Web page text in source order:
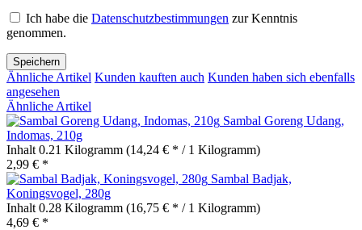
Ich habe die Datenschutzbestimmungen zur Kenntnis
genommen.
Speichern
Ähnliche Artikel Kunden kauften auch Kunden haben sich ebenfalls
angesehen
Ähnliche Artikel
Sambal Goreng Udang,
Indomas, 210g
Inhalt 0.21 Kilogramm (14,24 € * / 1 Kilogramm)
2,99 € *
Sambal Badjak,
Koningsvogel, 280g
Inhalt 0.28 Kilogramm (16,75 € * / 1 Kilogramm)
4,69 € *